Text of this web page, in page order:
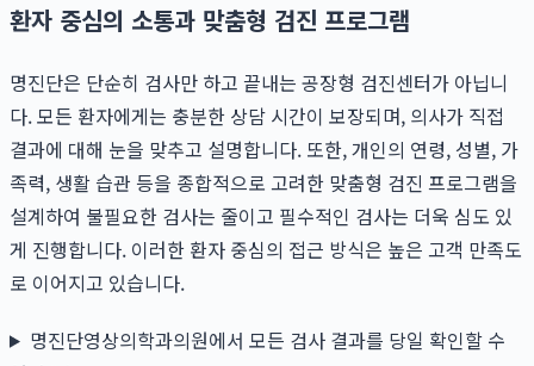
환자 중심의 소통과 맞춤형 검진 프로그램
명진단은 단순히 검사만 하고 끝내는 공장형 검진센터가 아닙니
다. 모든 환자에게는 충분한 상담 시간이 보장되며, 의사가 직접
결과에 대해 눈을 맞추고 설명합니다. 또한, 개인의 연령, 성별, 가
족력, 생활 습관 등을 종합적으로 고려한 맞춤형 검진 프로그램을
설계하여 불필요한 검사는 줄이고 필수적인 검사는 더욱 심도 있
게 진행합니다. 이러한 환자 중심의 접근 방식은 높은 고객 만족도
로 이어지고 있습니다.
명진단영상의학과의원에서 모든 검사 결과를 당일 확인할 수